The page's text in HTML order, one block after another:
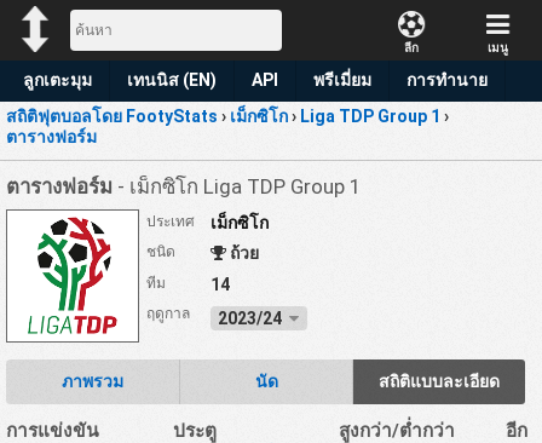
ลีก เมนู
ลูกเตะมุม เทนนิส (EN) API พรีเมี่ยม
การทำนาย
สถิติฟุตบอลโดย FootyStats › เม็กซิโก› Liga TDP Group 1 ›
ตารางฟอร์ม
ตารางฟอร์ม - เม็กซิโก Liga TDP Group 1
ประเทศ เม็กซิโก
ชนิด ถ้วย
ทีม 14
ฤดูกาล 2023/24
ภาพรวม นัด สถิติแบบละเอียด
การแข่งขัน ประตู สูงกว่า/ต่ำกว่า อีก